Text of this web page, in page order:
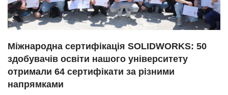
Міжнародна сертифікація SOLIDWORKS: 50
здобувачів освіти нашого університету
отримали 64 сертифікати за різними
напрямками